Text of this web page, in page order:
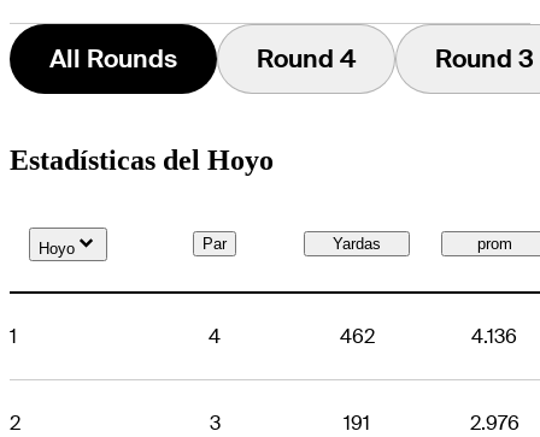
All Rounds Round 4 Round 3
Estadísticas del Hoyo
Hoyo Par Yardas prom
1 4 462 4.136
2 3 191 2.976